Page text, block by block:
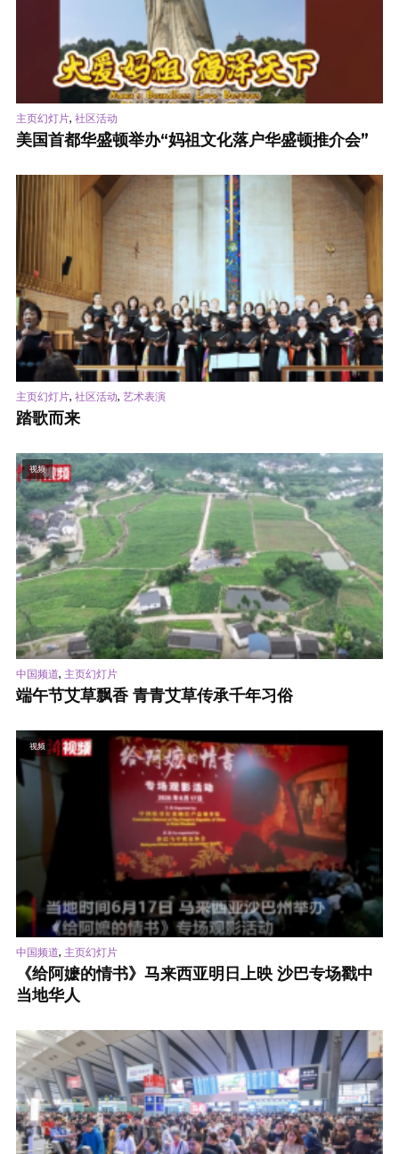
主页幻灯片, 社区活动
美国首都华盛顿举办“妈祖文化落户华盛顿推介会”
主页幻灯片, 社区活动, 艺术表演
踏歌而来
视频
中国频道, 主页幻灯片
端午节艾草飘香 青青艾草传承千年习俗
视频
中国频道, 主页幻灯片
《给阿嬷的情书》马来西亚明日上映 沙巴专场戳中
当地华人